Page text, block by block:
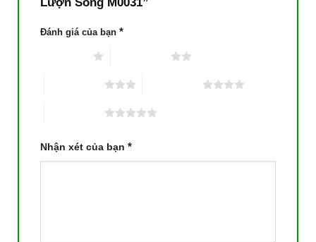
Lượn Sóng M0031”
Đánh giá của bạn *
Nhận xét của bạn *